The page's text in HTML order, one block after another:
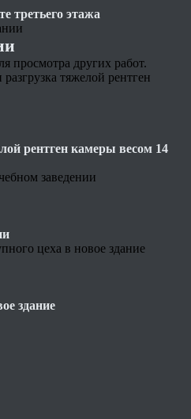
третьего этажа
просмотра других работ.
рентген камеры весом 14
здание